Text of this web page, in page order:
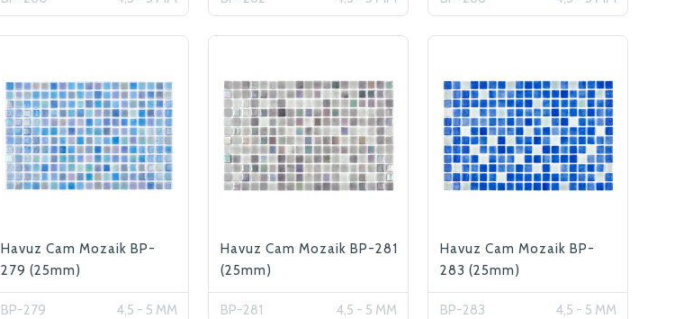
Havuz Cam Mozaik BP-
279 (25mm)
BP-279 4,5 - 5 MM
Havuz Cam Mozaik BP-281
(25mm)
BP-281 4,5 - 5 MM
Havuz Cam Mozaik BP-
283 (25mm)
BP-283 4,5 - 5 MM